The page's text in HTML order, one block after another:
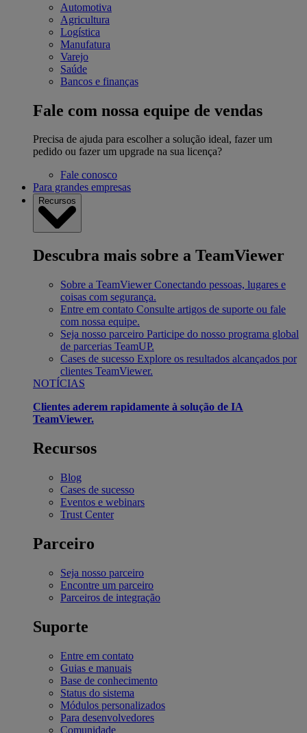
Automotiva
Agricultura
Logística
Manufatura
Varejo
Saúde
Bancos e finanças
Fale com nossa equipe de vendas
Precisa de ajuda para escolher a solução ideal, fazer um
pedido ou fazer um upgrade na sua licença?
Fale conosco
Para grandes empresas
Recursos
Descubra mais sobre a TeamViewer
Sobre a TeamViewer Conectando pessoas, lugares e
coisas com segurança.
Entre em contato Consulte artigos de suporte ou fale
com nossa equipe.
Seja nosso parceiro Participe do nosso programa global
de parcerias TeamUP.
Cases de sucesso Explore os resultados alcançados por
clientes TeamViewer.
NOTÍCIAS
Clientes aderem rapidamente à solução de IA
TeamViewer.
Recursos
Blog
Cases de sucesso
Eventos e webinars
Trust Center
Parceiro
Seja nosso parceiro
Encontre um parceiro
Parceiros de integração
Suporte
Entre em contato
Guias e manuais
Base de conhecimento
Status do sistema
Módulos personalizados
Para desenvolvedores
Comunidade